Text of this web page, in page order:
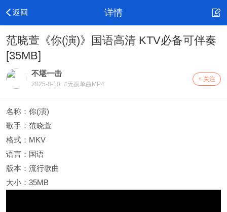
详情
范晓萱《你(演)》国语高清 KTV必备可伴奏
[35MB]
不堪一击
2025-8-10 #无损单曲MP4
+ 关注
名称：你(演)
歌手：范晓萱
格式：MKV
语言：国语
版本：流行歌曲
大小：35MB